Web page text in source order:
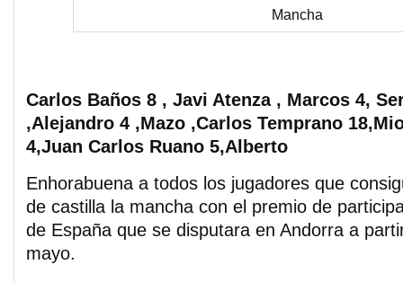
Mancha
Carlos Baños 8 , Javi Atenza , Marcos 4,
,Alejandro 4 ,Mazo ,Carlos Temprano
4,Juan Carlos Ruano 5,Alberto
Enhorabuena a todos los jugadores que
de castilla la mancha con el premio de
de España que se disputara en Andorra a
mayo.